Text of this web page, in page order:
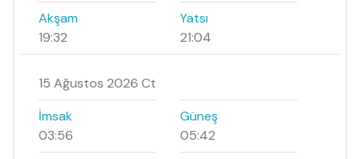
Akşam
19:32
Yatsı
21:04
15 Ağustos 2026 Ct
İmsak
03:56
Güneş
05:42